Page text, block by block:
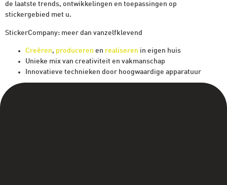
de laatste trends, ontwikkelingen en toepassingen op
stickergebied met u.
StickerCompany: meer dan vanzelfklevend
Creëren, produceren en realiseren in eigen huis
Unieke mix van creativiteit en vakmanschap
Innovatieve technieken door hoogwaardige apparatuur